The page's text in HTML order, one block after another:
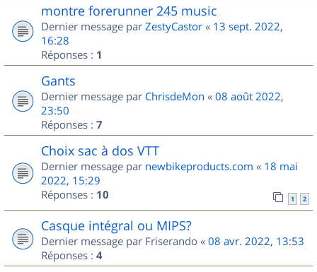
montre forerunner 245 music
Dernier message par ZestyCastor « 13 sept. 2022,
16:28
Réponses : 1
Gants
Dernier message par ChrisdeMon « 08 août 2022,
23:50
Réponses : 7
Choix sac à dos VTT
Dernier message par newbikeproducts.com « 18 mai
2022, 15:29
Réponses : 10 1 2
Casque intégral ou MIPS?
Dernier message par Friserando « 08 avr. 2022, 13:53
Réponses : 4